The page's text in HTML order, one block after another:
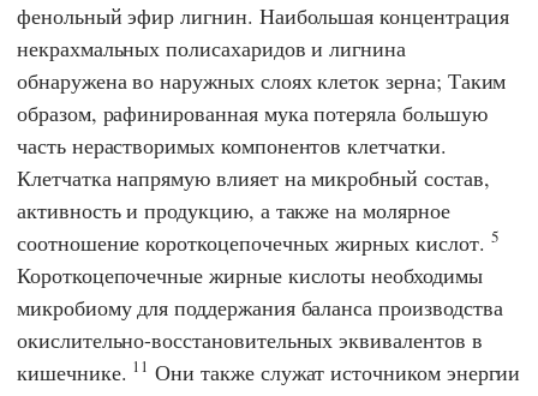
фенольный эфир лигнин. Наибольшая концентрация
некрахмальных полисахаридов и лигнина
обнаружена во наружных слоях клеток зерна; Таким
образом, рафинированная мука потеряла большую
часть нерастворимых компонентов клетчатки.
Клетчатка напрямую влияет на микробный состав,
активность и продукцию, а также на молярное
соотношение короткоцепочечных жирных кислот. 5
Короткоцепочечные жирные кислоты необходимы
микробиому для поддержания баланса производства
окислительно-восстановительных эквивалентов в
кишечнике. 11 Они также служат источником энергии